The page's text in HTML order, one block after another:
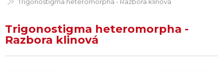
Trigonostigma heteromorpha -
Razbora klinová